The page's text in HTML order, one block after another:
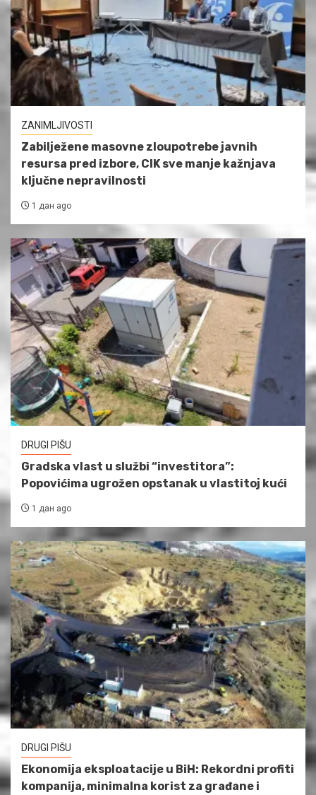
ZANIMLJIVOSTI
Zabilježene masovne zloupotrebe javnih
resursa pred izbore, CIK sve manje kažnjava
ključne nepravilnosti
1 дан ago
DRUGI PIŠU
Gradska vlast u službi “investitora”:
Popovićima ugrožen opstanak u vlastitoj kući
1 дан ago
DRUGI PIŠU
Ekonomija eksploatacije u BiH: Rekordni profiti
kompanija, minimalna korist za građane i